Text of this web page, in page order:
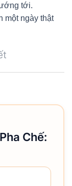
tới.
một ngày thật
Chế: